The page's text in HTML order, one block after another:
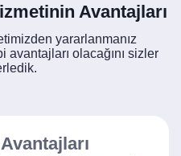
Avantajları
yararlanmanız
avantajları olacağını sizler